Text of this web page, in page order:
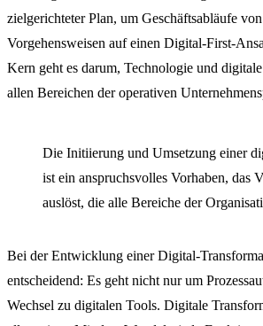
zielgerichteter Plan, um Geschäftsabläufe
Vorgehensweisen auf einen Digital-First-
Kern geht es darum, Technologie und
allen Bereichen der operativen
Die Initiierung und Umsetzung einer
ist ein anspruchsvolles Vorhaben, das
auslöst, die alle Bereiche der
Bei der Entwicklung einer Digital-
entscheidend: Es geht nicht nur um
Wechsel zu digitalen Tools. Digitale